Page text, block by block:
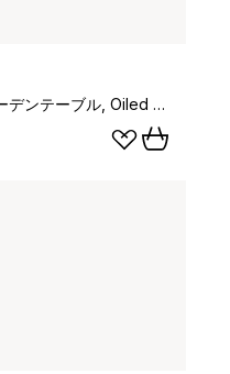
Resmo キッズ用ガーデンテーブル, Oiled pine